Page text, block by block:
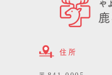
住所